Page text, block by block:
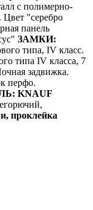
с полимерно-
"серебро
панель
ЗАМКИ:
типа, IV класс.
типа IV класса, 7
задвижка.
перфо.
KNAUF
проклейка